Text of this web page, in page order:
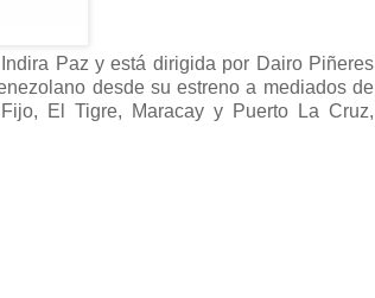
Paz y está dirigida por Dairo Piñeres
desde su estreno a mediados de
El Tigre, Maracay y Puerto La Cruz,